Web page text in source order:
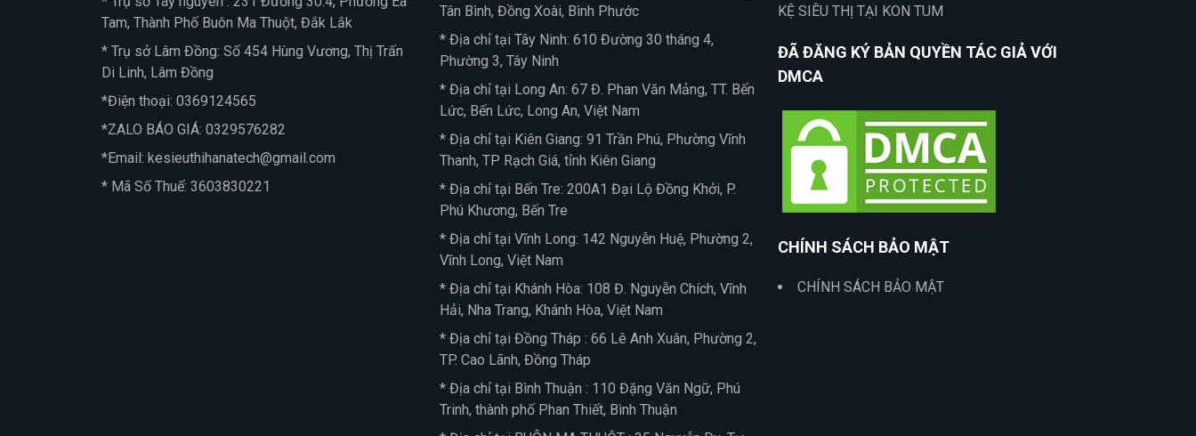
Tam, Thành Phố Buôn Ma Thuột, Đắk Lắk
* Trụ sở Lâm Đồng: Số 454 Hùng Vương, Thị Trấn
Di Linh, Lâm Đồng
*Điện thoại: 0369124565
*ZALO BÁO GIÁ: 0329576282
*Email: kesieuthihanatech@gmail.com
* Mã Số Thuế: 3603830221
Tân Bình, Đồng Xoài, Bình Phước
* Địa chỉ tại Tây Ninh: 610 Đường 30 tháng 4,
Phường 3, Tây Ninh
* Địa chỉ tại Long An: 67 Đ. Phan Văn Mảng, TT. Bến
Lức, Bến Lức, Long An, Việt Nam
* Địa chỉ tại Kiên Giang: 91 Trần Phú, Phường Vĩnh
Thanh, TP Rạch Giá, tỉnh Kiên Giang
* Địa chỉ tại Bến Tre: 200A1 Đại Lộ Đồng Khởi, P.
Phú Khương, Bến Tre
* Địa chỉ tại Vĩnh Long: 142 Nguyễn Huệ, Phường 2,
Vĩnh Long, Việt Nam
* Địa chỉ tại Khánh Hòa: 108 Đ. Nguyễn Chích, Vĩnh
Hải, Nha Trang, Khánh Hòa, Việt Nam
* Địa chỉ tại Đồng Tháp : 66 Lê Anh Xuân, Phường 2,
TP. Cao Lãnh, Đồng Tháp
* Địa chỉ tại Bình Thuận : 110 Đặng Văn Ngữ, Phú
Trinh, thành phố Phan Thiết, Bình Thuận
KỆ SIÊU THỊ TẠI KON TUM
ĐÃ ĐĂNG KÝ BẢN QUYỀN TÁC GIẢ VỚI
DMCA
CHÍNH SÁCH BẢO MẬT
CHÍNH SÁCH BẢO MẬT